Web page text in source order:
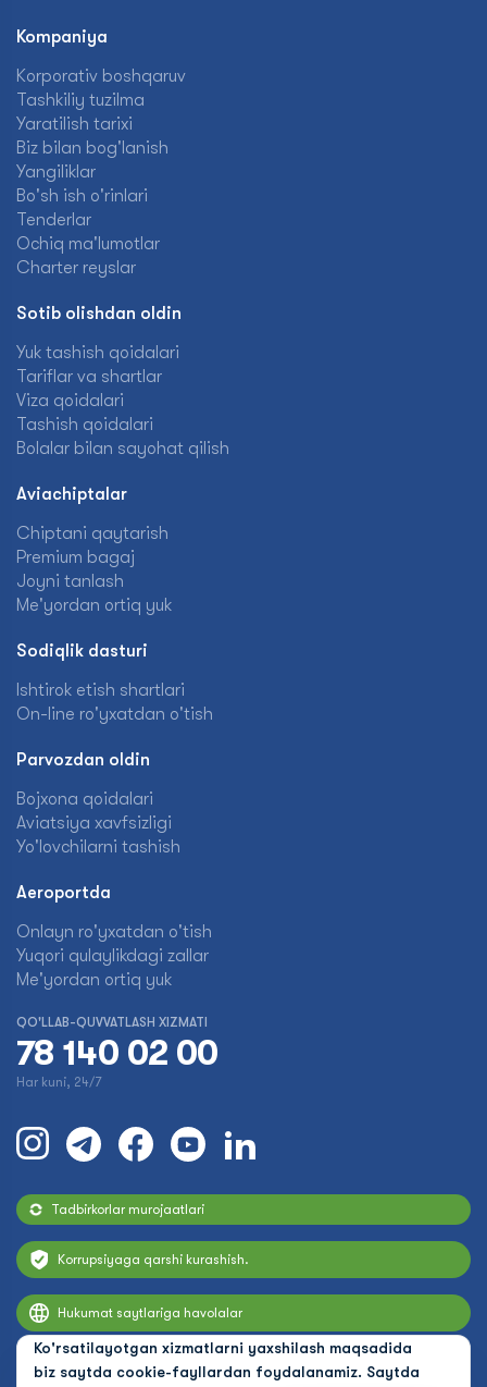
Ko'rsatilayotgan xizmatlarni yaxshilash maqsadida
biz saytda cookie-fayllardan foydalanamiz. Saytda
Kompaniya
Korporativ boshqaruv
Tashkiliy tuzilma
Yaratilish tarixi
Biz bilan bog'lanish
Yangiliklar
Bo'sh ish o'rinlari
Tenderlar
Ochiq ma'lumotlar
Charter reyslar
Sotib olishdan oldin
Yuk tashish qoidalari
Tariflar va shartlar
Viza qoidalari
Tashish qoidalari
Bolalar bilan sayohat qilish
Aviachiptalar
Chiptani qaytarish
Premium bagaj
Joyni tanlash
Me'yordan ortiq yuk
Sodiqlik dasturi
Ishtirok etish shartlari
On-line ro'yxatdan o'tish
Parvozdan oldin
Bojxona qoidalari
Aviatsiya xavfsizligi
Yo'lovchilarni tashish
Aeroportda
Onlayn ro'yxatdan o'tish
Yuqori qulaylikdagi zallar
Me'yordan ortiq yuk
QO'LLAB-QUVVATLASH XIZMATI
78 140 02 00
Har kuni, 24/7
Tadbirkorlar murojaatlari
Korrupsiyaga qarshi kurashish.
Hukumat saytlariga havolalar